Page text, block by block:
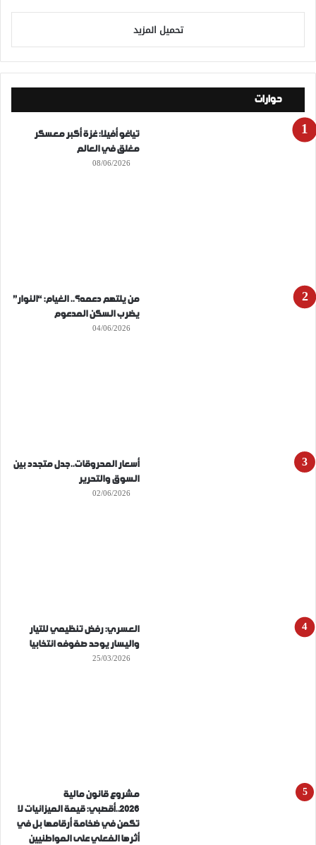
تحميل المزيد
حوارات
تياغو أفيلا: غزة أكبر معسكر
مغلق في العالم
08/06/2026
من يلتهم دعمه؟.. الغيام: “النوار”
يضرب السكن المدعوم
04/06/2026
أسعار المحروقات..جدل متجدد بين
السوق والتحرير
02/06/2026
العسري: رفض تنظيمي للتيار
واليسار يوحد صفوفه انتخابيا
25/03/2026
مشروع قانون مالية
2026..أقصبي: قيمة الميزانيات لا
تكمن في ضخامة أرقامها بل في
أثرها الفعلي على المواطنيين